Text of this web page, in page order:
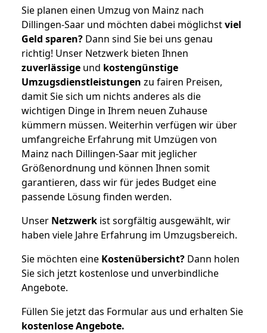
Sie planen einen Umzug von Mainz nach
Dillingen-Saar und möchten dabei möglichstviel
Geld sparen? Dann sind Sie bei uns genau
richtig! Unser Netzwerk bieten Ihnen
zuverlässige und kostengünstige
Umzugsdienstleistungen zu fairen Preisen,
damit Sie sich um nichts anderes als die
wichtigen Dinge in Ihrem neuen Zuhause
kümmern müssen. Weiterhin verfügen wir über
umfangreiche Erfahrung mit Umzügen von
Mainz nach Dillingen-Saar mit jeglicher
Größenordnung und können Ihnen somit
garantieren, dass wir für jedes Budget eine
passende Lösung finden werden.
Unser Netzwerk ist sorgfältig ausgewählt, wir
haben viele Jahre Erfahrung im Umzugsbereich.
Sie möchten eine Kostenübersicht? Dann holen
Sie sich jetzt kostenlose und unverbindliche
Angebote.
Füllen Sie jetzt das Formular aus und erhalten Sie
kostenloseAngebote.